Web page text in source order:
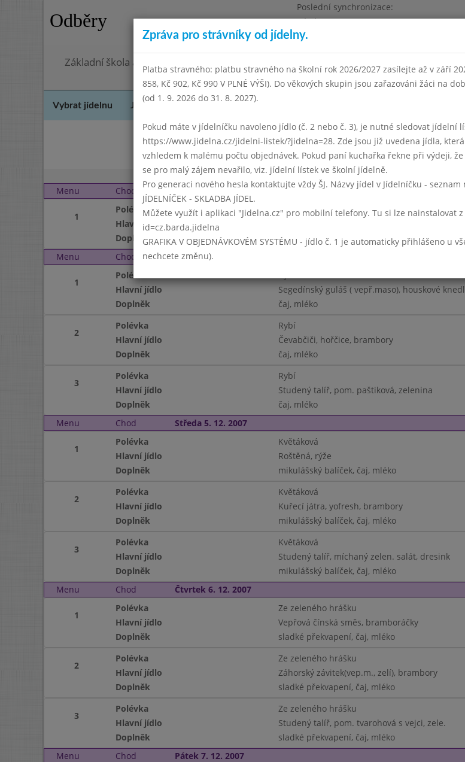
Odběry
Poslední synchronizace:
Pátek 3.7.2026 12:21
Omezení objednávek
Základní škola a mateřská škola Chodov, Praha 4, Květnového vítězství 57
Vybrat jídelnu Jídelní lístek Kontakty a informace
Říjen 2007 Listopad 2007 Prosinec 2007
Týden 49
Menu
Chod Pondělí 3. 12. 2007
1
Polévka
Bramborová
Hlavní jídlo
Doplněk
zelen. salát, čaj, mléko
Menu
Chod Úterý 4. 12. 2007
1
Polévka
Hlavní jídlo
Segedínský guláš ( vepř.maso), houskové
Doplněk
čaj, mléko
2
Polévka
Rybí
Hlavní jídlo
Čevabčiči, hořčice, brambory
Doplněk
čaj, mléko
3
Polévka
Rybí
Hlavní jídlo
Studený talíř, pom. paštiková, zelenina
Doplněk
čaj, mléko
Menu
Chod Středa 5. 12. 2007
1
Polévka
Květáková
Hlavní jídlo
Roštěná, rýže
Doplněk
mikulášský balíček, čaj, mléko
2
Polévka
Květáková
Hlavní jídlo
Kuřecí játra, yofresh, brambory
Doplněk
mikulášský balíček, čaj, mléko
3
Polévka
Květáková
Hlavní jídlo
Studený talíř, míchaný zelen. salát, dresink
Doplněk
mikulášský balíček, čaj, mléko
Menu
Chod Čtvrtek 6. 12. 2007
1
Polévka
Ze zeleného hrášku
Hlavní jídlo
Vepřová čínská směs, bramboráčky
Doplněk
sladké překvapení, čaj, mléko
2
Polévka
Ze zeleného hrášku
Hlavní jídlo
Záhorský závitek(vep.m., zelí), brambory
Doplněk
sladké překvapení, čaj, mléko
3
Polévka
Ze zeleného hrášku
Hlavní jídlo
Studený talíř, pom. tvarohová s vejci, zele.
Doplněk
sladké překvapení, čaj, mléko
Menu
Chod Pátek 7. 12. 2007
Zpráva pro strávníky od jídelny.
Platba stravného: platbu stravného na školní rok 2026/2027 zasílejte až v září
858, Kč 902, Kč 990 V PLNÉ VÝŠI). Do věkových skupin jsou zařazováni žáci na
(od 1. 9. 2026 do 31. 8. 2027).
Pokud máte v jídelníčku navoleno jídlo (č. 2 nebo č. 3), je nutné sledovat jídelní
https://www.jidelna.cz/jidelni-listek/?jidelna=28. Zde jsou již uvedena jídla,
vzhledem k malému počtu objednávek. Pokud paní kuchařka řekne při výdeji,
se pro malý zájem nevařilo, viz. jídelní lístek ve školní jídelně.
Pro generaci nového hesla kontaktujte vždy ŠJ. Názvy jídel v Jídelníčku - seznam
JÍDELNÍČEK - SKLADBA JÍDEL.
Můžete využít i aplikaci "Jidelna.cz" pro mobilní telefony. Tu si lze nainstalovat
id=cz.barda.jidelna
GRAFIKA V OBJEDNÁVKOVÉM SYSTÉMU - jídlo č. 1 je automaticky přihlášeno
nechcete změnu).